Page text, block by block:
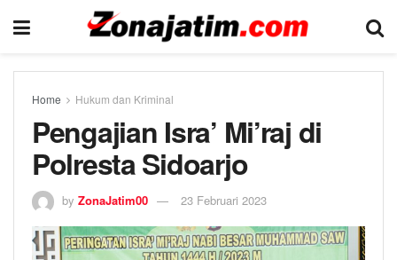
Home Hukum dan Kriminal
Pengajian Isra’ Mi’raj di
Polresta Sidoarjo
by ZonaJatim00 23 Februari 2023